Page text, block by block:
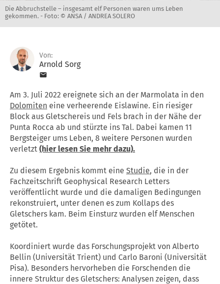
Die Abbruchstelle – insgesamt elf Personen waren ums Leben
gekommen. - Foto: © ANSA / ANDREA SOLERO
Von:
Arnold Sorg
Am 3. Juli 2022 ereignete sich an der Marmolata in den
Dolomiten eine verheerende Eislawine. Ein riesiger
Block aus Gletschereis und Fels brach in der Nähe der
Punta Rocca ab und stürzte ins Tal. Dabei kamen 11
Bergsteiger ums Leben, 8 weitere Personen wurden
verletzt (hier lesen Sie mehr dazu).
Zu diesem Ergebnis kommt eine Studie, die in der
Fachzeitschrift Geophysical Research Letters
veröffentlicht wurde und die damaligen Bedingungen
rekonstruiert, unter denen es zum Kollaps des
Gletschers kam. Beim Einsturz wurden elf Menschen
getötet.
Koordiniert wurde das Forschungsprojekt von Alberto
Bellin (Universität Trient) und Carlo Baroni (Universität
Pisa). Besonders hervorheben die Forschenden die
innere Struktur des Gletschers: Analysen zeigen, dass